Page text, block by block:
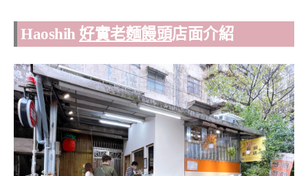
Haoshih 好實老麵饅頭店面介紹